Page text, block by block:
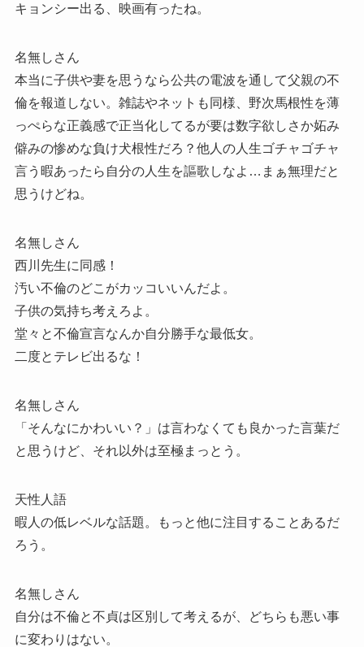
キョンシー出る、映画有ったね。
名無しさん
本当に子供や妻を思うなら公共の電波を通して父親の不
倫を報道しない。雑誌やネットも同様、野次馬根性を薄
っぺらな正義感で正当化してるが要は数字欲しさか妬み
僻みの惨めな負け犬根性だろ？他人の人生ゴチャゴチャ
言う暇あったら自分の人生を謳歌しなよ…まぁ無理だと
思うけどね。
名無しさん
西川先生に同感！
汚い不倫のどこがカッコいいんだよ。
子供の気持ち考えろよ。
堂々と不倫宣言なんか自分勝手な最低女。
二度とテレビ出るな！
名無しさん
「そんなにかわいい？」は言わなくても良かった言葉だ
と思うけど、それ以外は至極まっとう。
天性人語
暇人の低レベルな話題。もっと他に注目することあるだ
ろう。
名無しさん
自分は不倫と不貞は区別して考えるが、どちらも悪い事
に変わりはない。